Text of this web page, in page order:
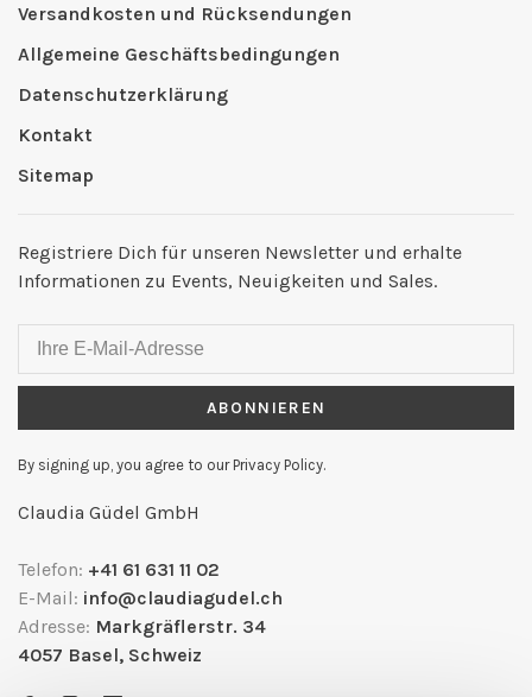
Versandkosten und Rücksendungen
Allgemeine Geschäftsbedingungen
Datenschutzerklärung
Kontakt
Sitemap
Registriere Dich für unseren Newsletter und erhalte
Informationen zu Events, Neuigkeiten und Sales.
ABONNIEREN
By signing up, you agree to our Privacy Policy.
Claudia Güdel GmbH
Telefon: +41 61 631 11 02
E-Mail: info@claudiagudel.ch
Adresse: Markgräflerstr. 34
4057 Basel, Schweiz